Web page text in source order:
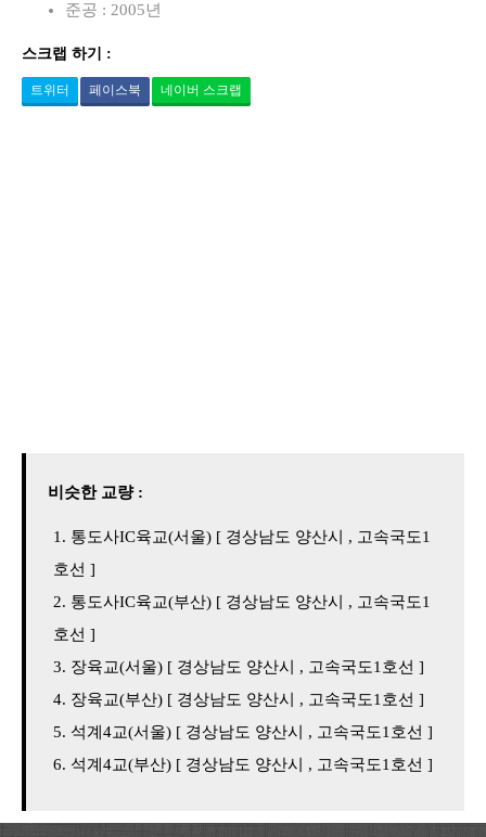
준공 : 2005년
스크랩 하기 :
트위터 페이스북 네이버 스크랩
비슷한 교량 :
통도사IC육교(서울) [ 경상남도 양산시 , 고속국도1
호선 ]
통도사IC육교(부산) [ 경상남도 양산시 , 고속국도1
호선 ]
장육교(서울) [ 경상남도 양산시 , 고속국도1호선 ]
장육교(부산) [ 경상남도 양산시 , 고속국도1호선 ]
석계4교(서울) [ 경상남도 양산시 , 고속국도1호선 ]
석계4교(부산) [ 경상남도 양산시 , 고속국도1호선 ]